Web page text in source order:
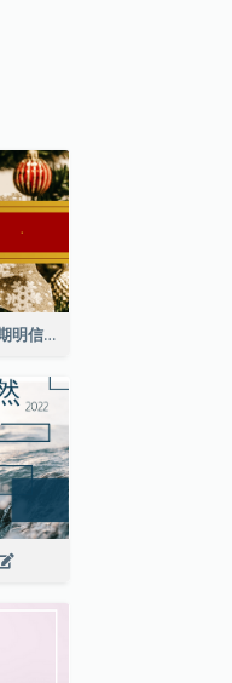
金色和红色圣诞快乐假期明信片